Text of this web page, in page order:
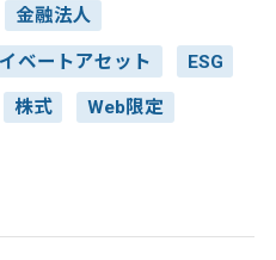
金融法人
ベートアセット ESG
株式 Web限定